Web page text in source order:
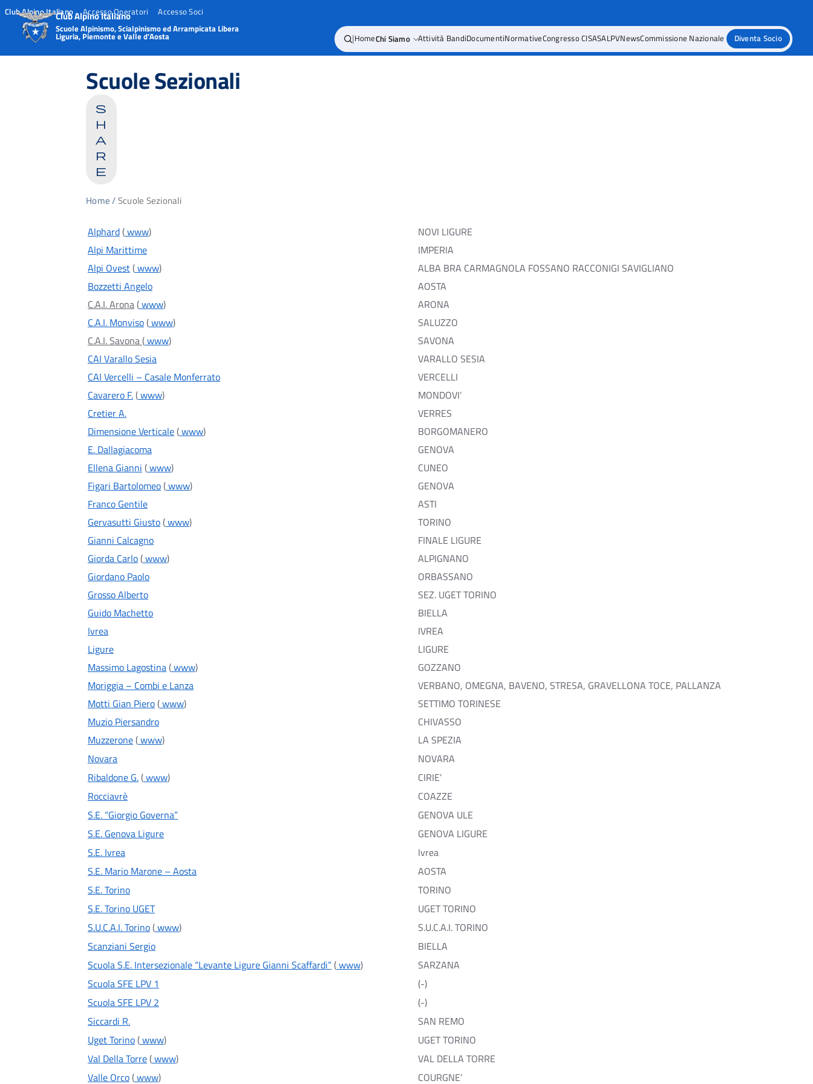
Club Alpino Italiano Accesso Operatori Accesso Soci
Club Alpino Italiano
Scuole Alpinismo, Scialpinismo ed Arrampicata Libera
Liguria, Piemonte e Valle d'Aosta |HomeChi Siamo Attività BandiDocumentiNormativeCongresso CISASALPVNewsCommissione Nazionale Diventa Socio
Scuole Sezionali
s
h
a
r
e
Home/Scuole Sezionali
Alphard(www)
NOVI LIGURE
Alpi Marittime
IMPERIA
Alpi Ovest(www)
ALBA BRA CARMAGNOLA FOSSANO RACCONIGI SAVIGLIANO
Bozzetti Angelo
AOSTA
C.A.I. Arona(www)
ARONA
C.A.I. Monviso(www)
SALUZZO
C.A.I. Savona(www)
SAVONA
CAI Varallo Sesia
VARALLO SESIA
CAI Vercelli – Casale Monferrato
VERCELLI
Cavarero F.(www)
MONDOVI’
Cretier A.
VERRES
Dimensione Verticale(www)
BORGOMANERO
E. Dallagiacoma
GENOVA
Ellena Gianni (www)
CUNEO
Figari Bartolomeo(www)
GENOVA
Franco Gentile
ASTI
Gervasutti Giusto(www)
TORINO
Gianni Calcagno
FINALE LIGURE
Giorda Carlo(www)
ALPIGNANO
Giordano Paolo
ORBASSANO
Grosso Alberto
SEZ. UGET TORINO
Guido Machetto
BIELLA
Ivrea
IVREA
Ligure
LIGURE
Massimo Lagostina(www)
GOZZANO
Moriggia – Combi e Lanza
VERBANO, OMEGNA, BAVENO, STRESA, GRAVELLONA TOCE, PALLANZA
Motti Gian Piero(www)
SETTIMO TORINESE
Muzio Piersandro
CHIVASSO
Muzzerone(www)
LA SPEZIA
Novara
NOVARA
Ribaldone G.(www)
CIRIE’
Rocciavrè
COAZZE
S.E. “Giorgio Governa”
GENOVA ULE
S.E. Genova Ligure
GENOVA LIGURE
S.E. Ivrea
Ivrea
S.E. Mario Marone – Aosta
AOSTA
S.E. Torino
TORINO
S.E. Torino UGET
UGET TORINO
S.U.C.A.I. Torino(www)
S.U.C.A.I. TORINO
Scanziani Sergio
BIELLA
Scuola S.E. Intersezionale “Levante Ligure Gianni Scaffardi”(www)
SARZANA
Scuola SFE LPV 1
(-)
Scuola SFE LPV 2
(-)
Siccardi R.
SAN REMO
Uget Torino(www)
UGET TORINO
Val Della Torre(www)
VAL DELLA TORRE
Valle Orco(www) COURGNE’